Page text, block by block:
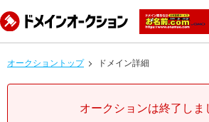
オークショントップ ドメイン詳細
オークションは終了しま